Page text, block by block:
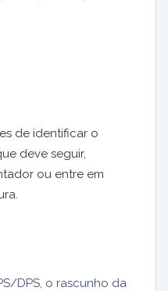
de identificar o
deve seguir,
ou entre em
DPS, o rascunho da